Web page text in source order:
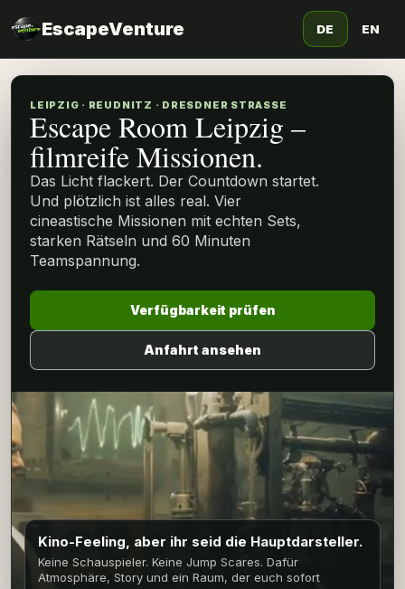
EscapeVenture DE EN
LEIPZIG · REUDNITZ · DRESDNER STRASSE
Escape Room Leipzig –
filmreife Missionen.
Das Licht flackert. Der Countdown startet.
Und plötzlich ist alles real. Vier
cineastische Missionen mit echten Sets,
starken Rätseln und 60 Minuten
Teamspannung.
Verfügbarkeit prüfen
Anfahrt ansehen
Kino-Feeling, aber ihr seid die Hauptdarsteller.
Keine Schauspieler. Keine Jump Scares. Dafür
Atmosphäre, Story und ein Raum, der euch sofort